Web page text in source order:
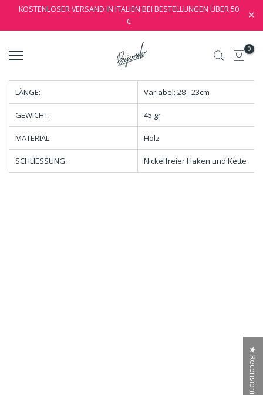
KOSTENLOSER VERSAND IN ITALIEN BEI BESTELLUNGEN ÜBER 50
€
0
LÄNGE: Variabel: 28 - 23cm
GEWICHT: 45 gr
MATERIAL: Holz
SCHLIESSUNG: Nickelfreier Haken und Kette
★ Recensioni